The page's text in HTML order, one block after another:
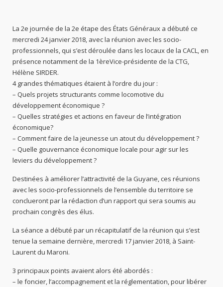
La 2e journée de la 2e étape des États Généraux a débuté ce
mercredi 24 janvier 2018, avec la réunion avec les socio-
professionnels, qui s’est déroulée dans les locaux de la CACL, en
présence notamment de la 1èreVice-présidente de la CTG,
Hélène SIRDER.
4 grandes thématiques étaient à l’ordre du jour :
– Quels projets structurants comme locomotive du
développement économique ?
– Quelles stratégies et actions en faveur de l’intégration
économique?
– Comment faire de la jeunesse un atout du développement ?
– Quelle gouvernance économique locale pour agir sur les
leviers du développement ?
Destinées à améliorer l’attractivité de la Guyane, ces réunions
avec les socio-professionnels de l’ensemble du territoire se
conclueront par la rédaction d’un rapport qui sera soumis au
prochain congrès des élus.
La séance a débuté par un récapitulatif de la réunion qui s’est
tenue la semaine dernière, mercredi 17 janvier 2018, à Saint-
Laurent du Maroni.
3 principaux points avaient alors été abordés :
– le foncier, l’accompagnement et la réglementation, pour libérer